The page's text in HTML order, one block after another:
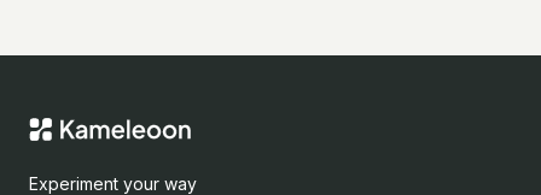
Experiment your way